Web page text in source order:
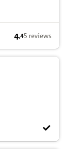
4,4 op basis
4,45 reviews